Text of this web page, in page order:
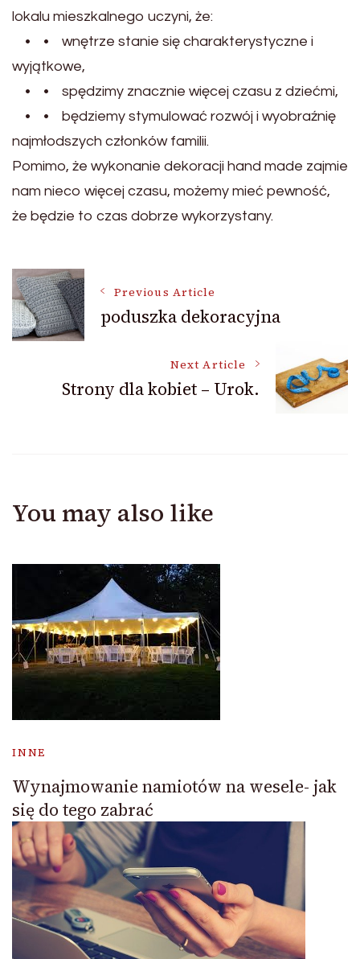
lokalu mieszkalnego uczyni, że:
• • wnętrze stanie się charakterystyczne i
wyjątkowe,
• • spędzimy znacznie więcej czasu z dziećmi,
• • będziemy stymulować rozwój i wyobraźnię
najmłodszych członków familii.
Pomimo, że wykonanie dekoracji hand made zajmie
nam nieco więcej czasu, możemy mieć pewność,
że będzie to czas dobrze wykorzystany.
Post
Navigation
Previous Article
poduszka dekoracyjna
Next Article
Strony dla kobiet – Urok.
You may also like
INNE
Wynajmowanie namiotów na wesele- jak
się do tego zabrać